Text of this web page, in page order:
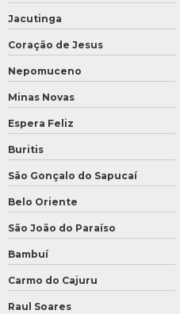
Jacutinga
Coração de Jesus
Nepomuceno
Minas Novas
Espera Feliz
Buritis
São Gonçalo do Sapucaí
Belo Oriente
São João do Paraíso
Bambuí
Carmo do Cajuru
Raul Soares